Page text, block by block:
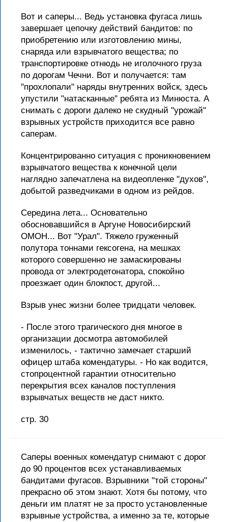
Вот и саперы... Ведь установка фугаса лишь
завершает цепочку действий бандитов: по
приобретению или изготовлению мины,
снаряда или взрывчатого вещества; по
транспортировке отнюдь не иголочного груза
по дорогам Чечни. Вот и получается: там
"прохлопали" наряды внутренних войск, здесь
упустили "натасканные" ребята из Минюста. А
снимать с дороги далеко не скудный "урожай"
взрывных устройств приходится все равно
саперам.
Концентрированно ситуация с проникновением
взрывчатого вещества к конечной цели
наглядно запечатлена на видеопленке "духов",
добытой разведчиками в одном из рейдов.
Середина лета... Основательно
обосновавшийся в Аргуне Новосибирский
ОМОН... Вот "Урал". Тяжело груженный
полутора тоннами гексогена, на мешках
которого совершенно не замаскированы
провода от электродетонатора, спокойно
проезжает один блокпост, другой...
Взрыв унес жизни более тридцати человек.
- После этого трагического дня многое в
организации досмотра автомобилей
изменилось, - тактично замечает старший
офицер штаба комендатуры. - Но как водится,
стопроцентной гарантии относительно
перекрытия всех каналов поступления
взрывчатых веществ не даст никто.
стр. 30
Саперы военных комендатур снимают с дорог
до 90 процентов всех устанавливаемых
бандитами фугасов. Взрывники "той стороны"
прекрасно об этом знают. Хотя бы потому, что
деньги им платят не за просто установленные
взрывные устройства, а именно за те, которые